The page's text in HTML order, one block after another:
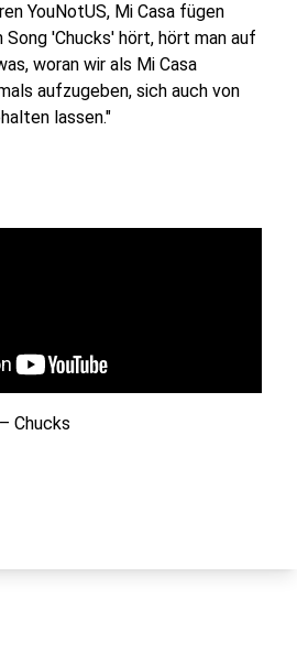
YouNotUS, Mi Casa fügen
Song 'Chucks' hört, hört man auf
woran wir als Mi Casa
aufzugeben, sich auch von
lassen."
Chucks